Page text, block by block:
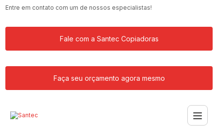
Entre em contato com um de nossos especialistas!
Fale com a Santec Copiadoras
Faça seu orçamento agora mesmo